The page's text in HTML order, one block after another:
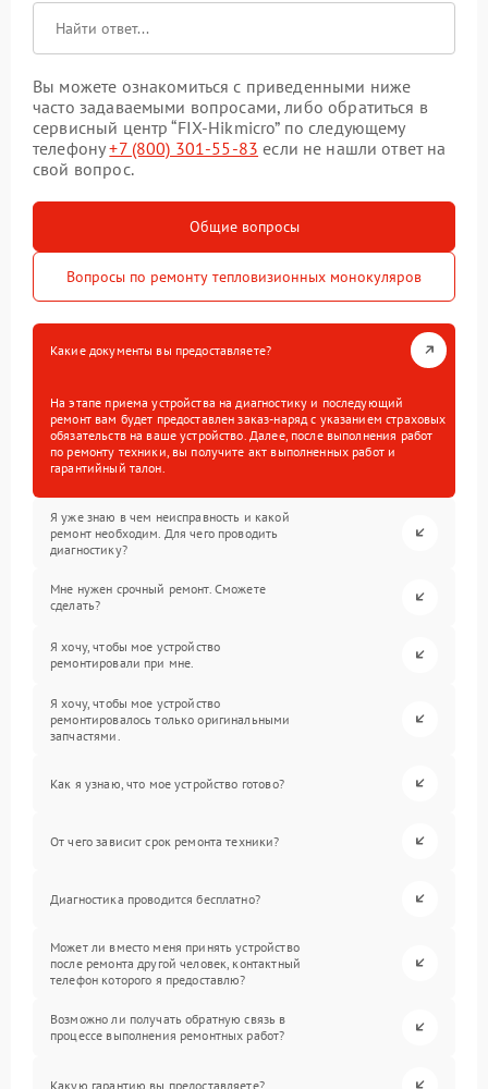
Вы можете ознакомиться с приведенными ниже
часто задаваемыми вопросами, либо обратиться в
сервисный центр “FIX-Hikmicro” по следующему
телефону+7 (800) 301-55-83 если не нашли ответ на
свой вопрос.
Общие вопросы
Вопросы по ремонту тепловизионных монокуляров
Какие документы вы предоставляете?
На этапе приема устройства на диагностику и последующий
ремонт вам будет предоставлен заказ-наряд с указанием страховых
обязательств на ваше устройство. Далее, после выполнения работ
по ремонту техники, вы получите акт выполненных работ и
гарантийный талон.
Я уже знаю в чем неисправность и какой
ремонт необходим. Для чего проводить
диагностику?
Мне нужен срочный ремонт. Сможете
сделать?
Я хочу, чтобы мое устройство
ремонтировали при мне.
Я хочу, чтобы мое устройство
ремонтировалось только оригинальными
запчастями.
Как я узнаю, что мое устройство готово?
От чего зависит срок ремонта техники?
Диагностика проводится бесплатно?
Может ли вместо меня принять устройство
после ремонта другой человек, контактный
телефон которого я предоставлю?
Возможно ли получать обратную связь в
процессе выполнения ремонтных работ?
Какую гарантию вы предоставляете?